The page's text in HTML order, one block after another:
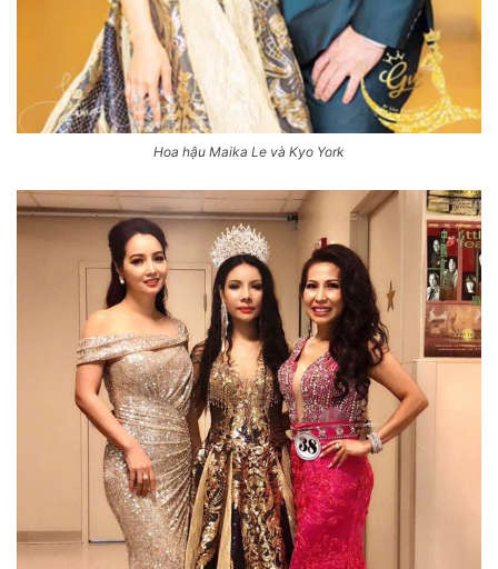
Hoa hậu Maika Le và Kyo York